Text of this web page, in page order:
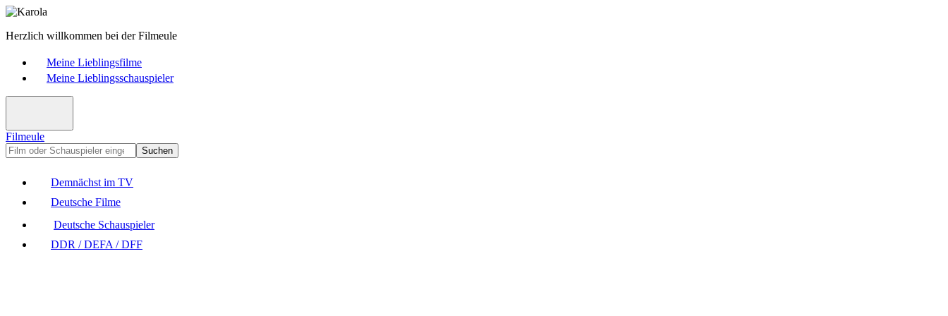
Herzlich willkommen bei der Filmeule
Meine Lieblingsfilme
Meine Lieblingsschauspieler
Filmeule
Suchen
Demnächst im TV
Deutsche Filme
Deutsche Schauspieler
DDR / DEFA / DFF